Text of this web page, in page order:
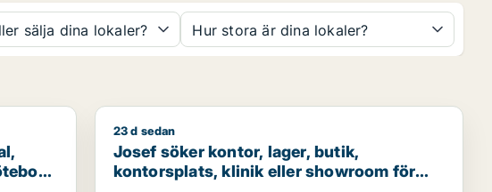
sälja dina lokaler? Hur stora är dina lokaler?
eller garage för uthyrning i Göteborg Västra, Askim-Frölunda-
Josef söker kontor, lager, butik, kontorsplats, klinik
23 d sedan
Josef söker kontor, lager, butik,
kontorsplats, klinik eller showroom för